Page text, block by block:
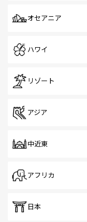
オセアニア
ハワイ
リゾート
アジア
中近東
アフリカ
日本